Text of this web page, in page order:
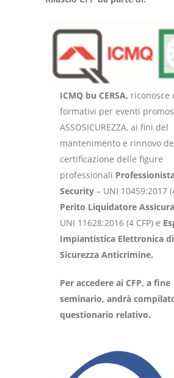
ICMQ bu CERSA, riconosce
formativi per eventi
ASSOSICUREZZA, ai fini del
mantenimento e rinnovo
certificazione delle figure
professionali
Security – UNI 10459:2017
Perito Liquidatore
UNI 11628:2016 (4 CFP) e
Impiantistica Elettronica di
Sicurezza Anticrimine.
Per accedere ai CFP, a fine
seminario, andrà
questionario relativo.